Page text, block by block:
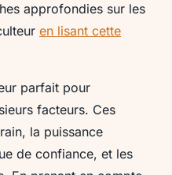
approfondies sur les
en lisant cette
parfait pour
facteurs. Ces
la puissance
de confiance, et les